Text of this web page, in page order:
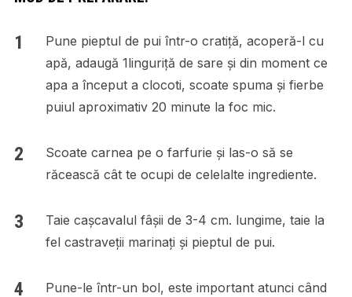
Pune pieptul de pui într-o cratiță, acoperă-l cu
apă, adaugă 1linguriță de sare și din moment ce
apa a început a clocoti, scoate spuma și fierbe
puiul aproximativ 20 minute la foc mic.
Scoate carnea pe o farfurie și las-o să se
răcească cât te ocupi de celelalte ingrediente.
Taie cașcavalul fâșii de 3-4 cm. lungime, taie la
fel castraveții marinați și pieptul de pui.
Pune-le într-un bol, este important atunci când